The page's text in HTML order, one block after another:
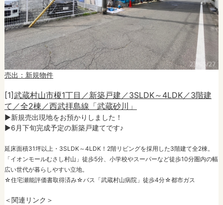
売出：新規物件
[1]武蔵村山市榎1丁目／新築戸建／3SLDK～4LDK／3階建
て／全2棟／西武拝島線「武蔵砂川」
►新規売出現地をお預かりしました！
►6月下旬完成予定の新築戸建てです♪
延床面積31坪以上・3SLDK～4LDK！2階リビングを採用した3階建て全2棟。
「イオンモールむさし村山」徒歩5分、小学校やスーパーなど徒歩10分圏内の幅
広い世代が暮らしやすい立地。
☆住宅瀬能評価書取得済み☆バス「武蔵村山病院」徒歩4分☆都市ガス
＜関連リンク＞